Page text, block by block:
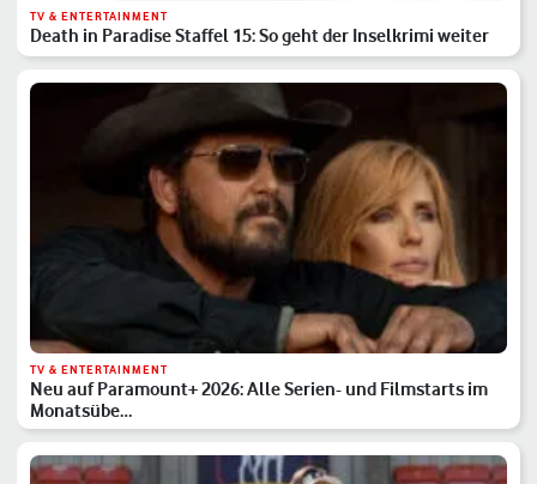
TV & ENTERTAINMENT
Death in Paradise Staffel 15: So geht der Inselkrimi weiter
TV & ENTERTAINMENT
Neu auf Paramount+ 2026: Alle Serien- und Filmstarts im
Monatsübe…